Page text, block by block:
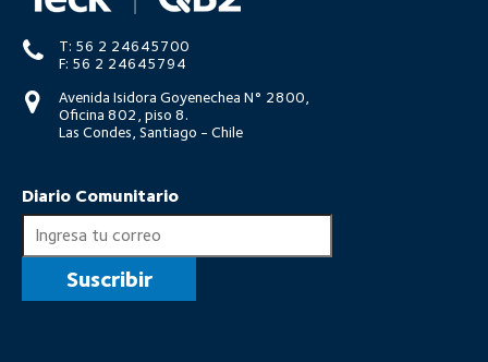
T: 56 2 24645700
F: 56 2 24645794
Avenida Isidora Goyenechea N° 2800,
Oficina 802, piso 8.
Las Condes, Santiago - Chile
Diario Comunitario